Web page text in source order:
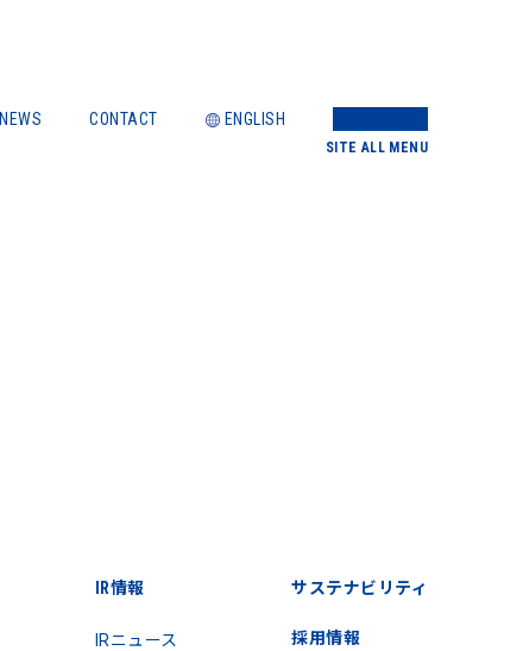
NEWS CONTACT ENGLISH
SITEALL MENU
IR情報
IRニュース
サステナビリティ
採用情報